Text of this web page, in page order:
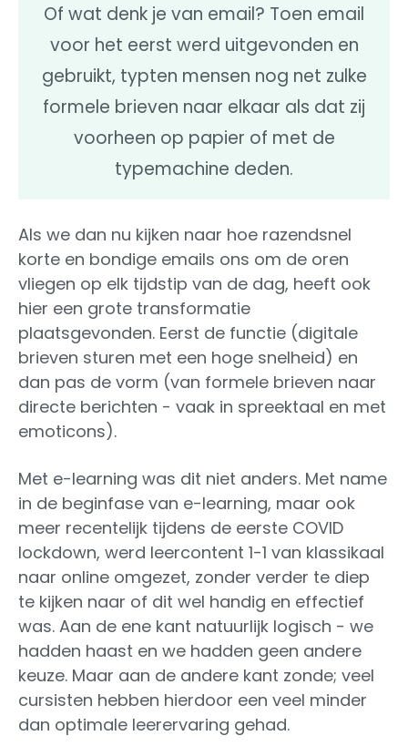
Of wat denk je van email? Toen email
voor het eerst werd uitgevonden en
gebruikt, typten mensen nog net zulke
formele brieven naar elkaar als dat zij
voorheen op papier of met de
typemachine deden.
Als we dan nu kijken naar hoe razendsnel
korte en bondige emails ons om de oren
vliegen op elk tijdstip van de dag, heeft ook
hier een grote transformatie
plaatsgevonden. Eerst de functie (digitale
brieven sturen met een hoge snelheid) en
dan pas de vorm (van formele brieven naar
directe berichten - vaak in spreektaal en met
emoticons).
Met e-learning was dit niet anders. Met name
in de beginfase van e-learning, maar ook
meer recentelijk tijdens de eerste COVID
lockdown, werd leercontent 1-1 van klassikaal
naar online omgezet, zonder verder te diep
te kijken naar of dit wel handig en effectief
was. Aan de ene kant natuurlijk logisch - we
hadden haast en we hadden geen andere
keuze. Maar aan de andere kant zonde; veel
cursisten hebben hierdoor een veel minder
dan optimale leerervaring gehad.